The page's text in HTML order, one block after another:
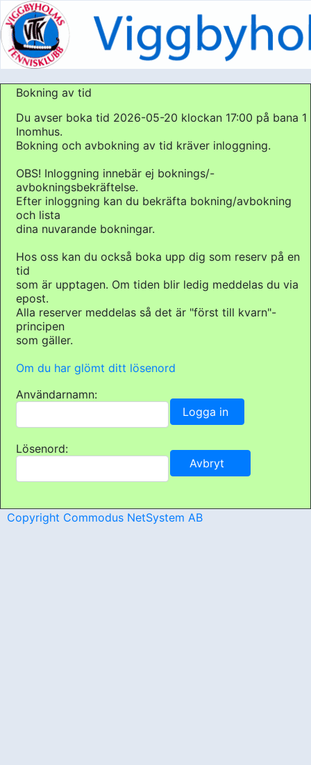
Bokning av tid
Du avser boka tid 2026-05-20 klockan 17:00 på bana 1
Inomhus.
Bokning och avbokning av tid kräver inloggning.
OBS! Inloggning innebär ej boknings/-
avbokningsbekräftelse.
Efter inloggning kan du bekräfta bokning/avbokning
och lista
dina nuvarande bokningar.
Hos oss kan du också boka upp dig som reserv på en
tid
som är upptagen. Om tiden blir ledig meddelas du via
epost.
Alla reserver meddelas så det är "först till kvarn"-
principen
som gäller.
Om du har glömt ditt lösenord
Användarnamn:
Lösenord:
Copyright Commodus NetSystem AB